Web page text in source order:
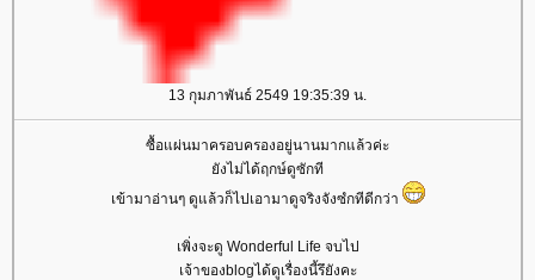
13 กุมภาพันธ์ 2549 19:35:39 น.
ซื้อแผ่นมาครอบครองอยู่นานมากแล้วค่ะ
ยังไม่ได้ฤกษ์ดูซักที
เข้ามาอ่านๆ ดูแล้วก็ไปเอามาดูจริงจังซํกทีดีกว่า
เพิ่งจะดู Wonderful Life จบไป
เจ้าของblogได้ดูเรื่องนี้รึยังคะ